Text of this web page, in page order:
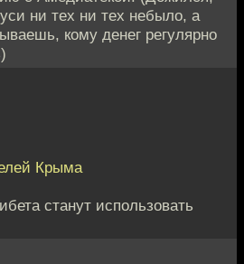
ни тех ни тех небыло, а
кому денег регулярно
Крыма
станут использовать